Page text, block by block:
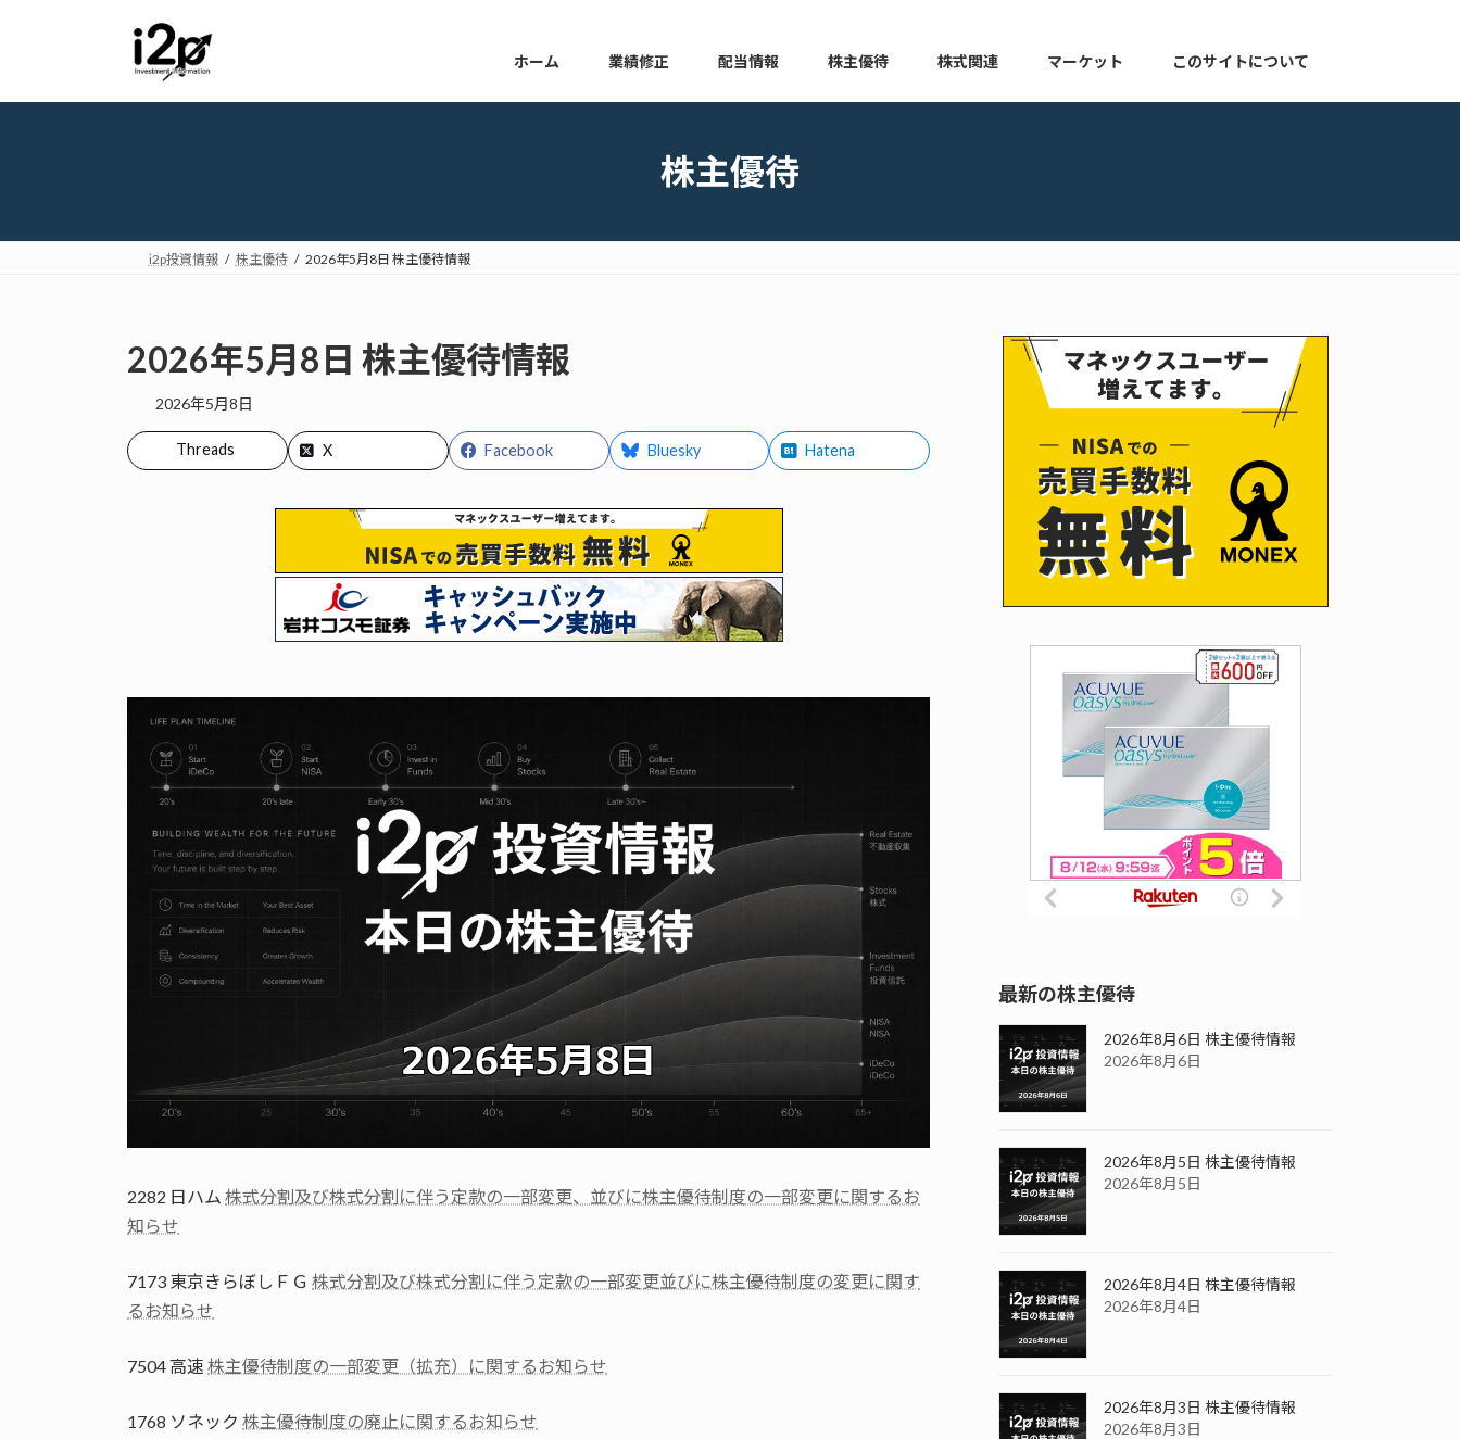
プ
動
ホーム 業績修正 配当情報 株主優待 株式関連 マーケット このサイトについて
株主優待
i2p投資情報 株主優待 2026年5月8日 株主優待情報
2026年5月8日 株主優待情報
2026年5月8日
Facebook
X Bluesky
Threads Hatena
2282 日ハム 株式分割及び株式分割に伴う定款の一部変更、並びに株主優待制度の一部変更に関するお
知らせ
7173 東京きらぼしＦＧ 株式分割及び株式分割に伴う定款の一部変更並びに株主優待制度の変更に関す
るお知らせ
7504 高速 株主優待制度の一部変更（拡充）に関するお知らせ
1768 ソネック 株主優待制度の廃止に関するお知らせ
最新の株主優待
2026年8月6日 株主優待情報
2026年8月6日
2026年8月5日 株主優待情報
2026年8月5日
2026年8月4日 株主優待情報
2026年8月4日
2026年8月3日 株主優待情報
2026年8月3日